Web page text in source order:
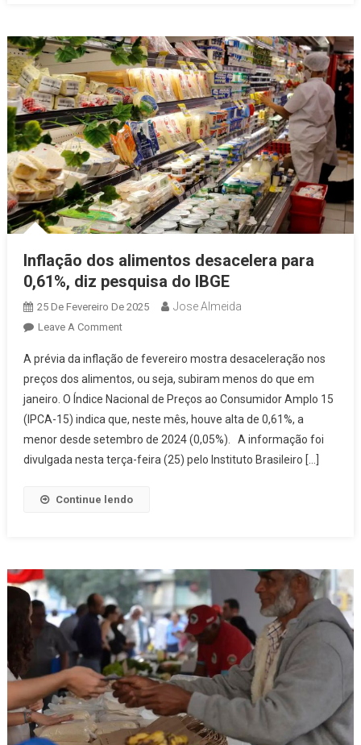
Instrução
Da
População
Dobra
Inflação dos alimentos desacelera para
0,61%, diz pesquisa do IBGE
25 De Fevereiro De 2025 Jose Almeida
Leave A CommentOn
Dos
Alimentos
Desacelera
Para
0,61%,
Diz
Do
A prévia da inflação de fevereiro mostra desaceleração nos
preços dos alimentos, ou seja, subiram menos do que em
janeiro. O Índice Nacional de Preços ao Consumidor Amplo 15
(IPCA-15) indica que, neste mês, houve alta de 0,61%, a
menor desde setembro de 2024 (0,05%). A informação foi
divulgada nesta terça-feira (25) pelo Instituto Brasileiro […]
Continue lendo